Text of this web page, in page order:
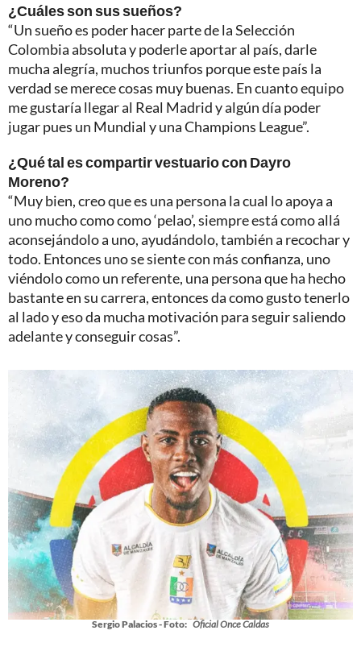
¿Cuáles son sus sueños?
“Un sueño es poder hacer parte de la Selección
Colombia absoluta y poderle aportar al país, darle
mucha alegría, muchos triunfos porque este país la
verdad se merece cosas muy buenas. En cuanto equipo
me gustaría llegar al Real Madrid y algún día poder
jugar pues un Mundial y una Champions League”.
¿Qué tal es compartir vestuario con Dayro
Moreno?
“Muy bien, creo que es una persona la cual lo apoya a
uno mucho como como ‘pelao’, siempre está como allá
aconsejándolo a uno, ayudándolo, también a recochar y
todo. Entonces uno se siente con más confianza, uno
viéndolo como un referente, una persona que ha hecho
bastante en su carrera, entonces da como gusto tenerlo
al lado y eso da mucha motivación para seguir saliendo
adelante y conseguir cosas”.
Sergio Palacios - Foto: Oficial Once Caldas